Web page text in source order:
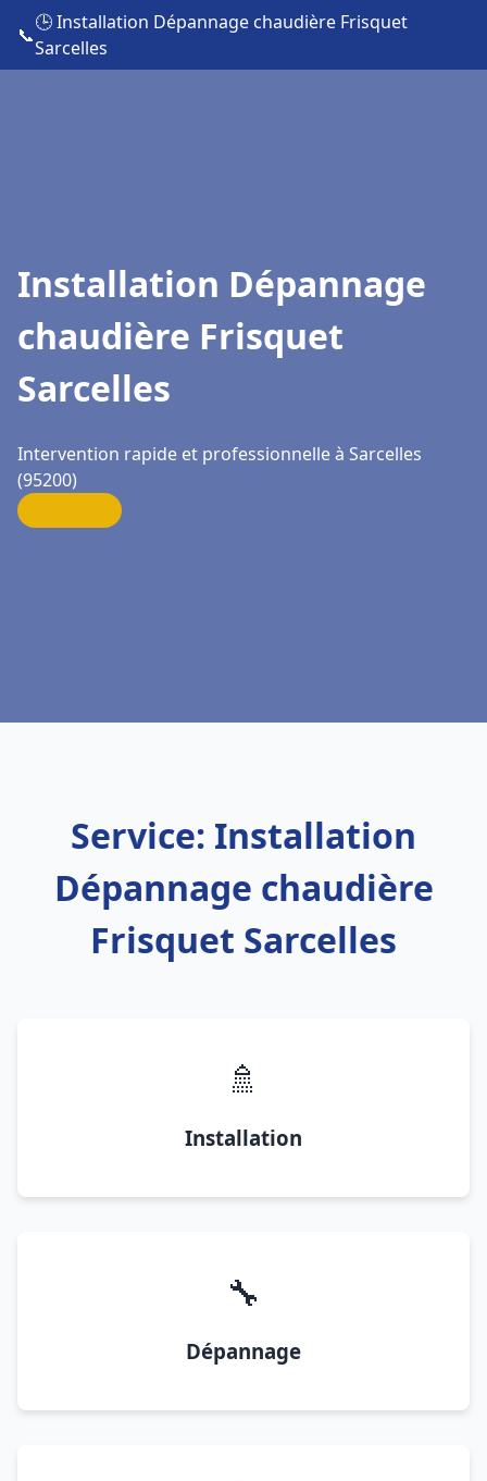
📞
🕒 Installation Dépannage chaudière Frisquet
Sarcelles
Installation Dépannage
chaudière Frisquet
Sarcelles
Intervention rapide et professionnelle à Sarcelles
(95200)
Service: Installation
Dépannage chaudière
Frisquet Sarcelles
🚿
Installation
🔧
Dépannage